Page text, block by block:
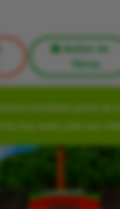
Atelier de
Férias
novidade junte-se
any news, join our